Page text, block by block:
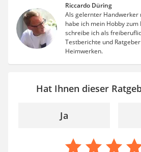
Riccardo Düring
Als gelernter Handwerker
habe ich mein Hobby zum
schreibe ich als
Testberichte und
Heimwerken.
Hat Ihnen dieser
Ja